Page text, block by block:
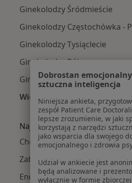
Ginekolodzy Śródmieście
Ginekolodzy Częstochówka -
Ginekolodzy Tysiąclecie
Ginekolodzy Północ
Ginekolodzy Stare Miasto
Więcej (5)
Więcej w kategorii:
Najczęście leczone choroby
Choroby ginekologiczne w
Zaburzenia miesiączkowania
Endometrioza w Częstochowie
Dobrostan
sztuczna inteligencja
Niniejsza ankieta,
zespół Patient Care
lepsze zrozumienie, w jaki
korzystają z narzędzi
jako wsparcia dla swojego
emocjonalnego i zdrowia
Udział w ankiecie jest
będą analizowane i
wyłącznie w formie